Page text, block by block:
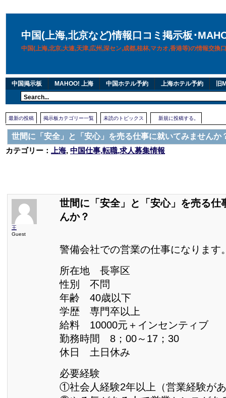
中国(上海,北京など)情報口コミ掲示板･
中国(上海,北京,大連,天津,広州,深セン,成都,桂林,マカオ,香港等)の情報交換
中国掲示板 MAHOO! 上海 中国ホテル予約 上海ホテル予約 旧
最新の投稿 掲示板カテゴリー一覧 未読のトピックス 新規に投稿する。
世間に「安全」と「安心」を売る仕事に就いてみませんか
カテゴリー：
上海, 中国仕事,転職,求人募集情報
王
Guest
世間に「安全」と「安心」を売る仕
んか？
警備会社での営業の仕事になります
所在地 長寧区
性別 不問
年齢 40歳以下
学歴 専門卒以上
給料 10000元＋インセンティブ
勤務時間 8；00～17；30
休日 土日休み
必要経験
①社会人経験2年以上（営業経験が